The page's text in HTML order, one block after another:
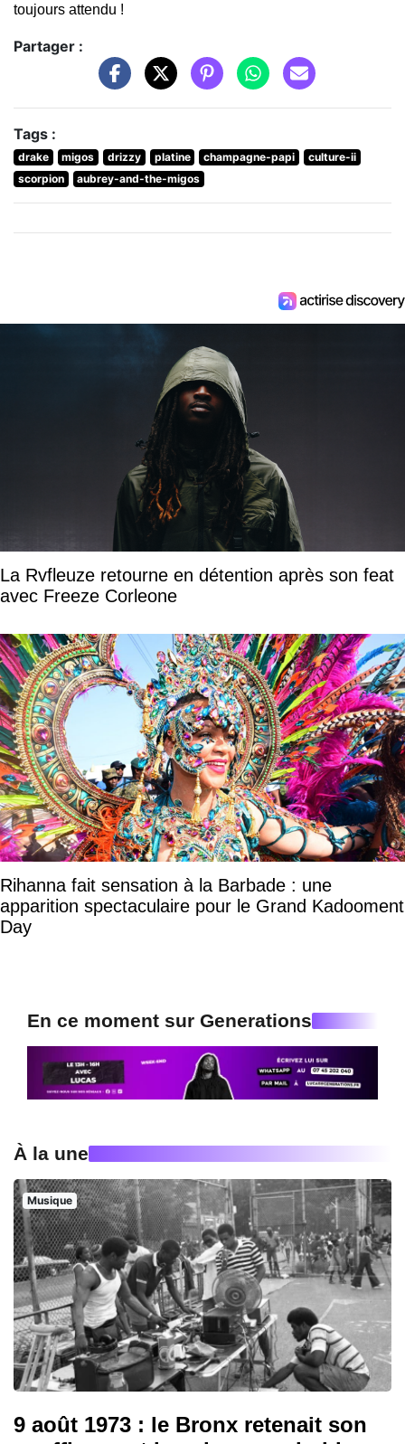
toujours attendu !
Partager :
Tags :
drake migos drizzy platine champagne-papi
culture-ii
scorpion
aubrey-and-the-migos
La Rvfleuze retourne en détention après son feat
avec Freeze Corleone
Rihanna fait sensation à la Barbade : une
apparition spectaculaire pour le Grand Kadooment
Day
En ce moment sur Generations
À la une
Musique
9 août 1973 : le Bronx retenait son